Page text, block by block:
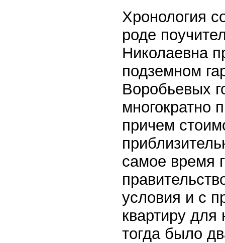
Хронология
роде
Николаевна
подземном
Воробьевых
многократно
причем
самое время
условия и с
квартиру
тогда было